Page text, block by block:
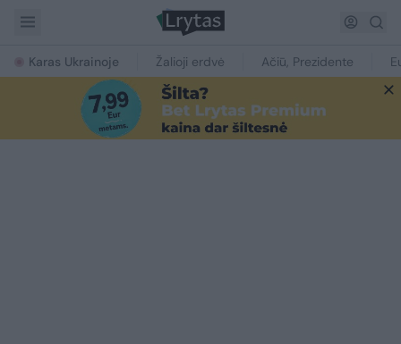
Karas Ukrainoje Žalioji erdvė Ačiū, Prezidente